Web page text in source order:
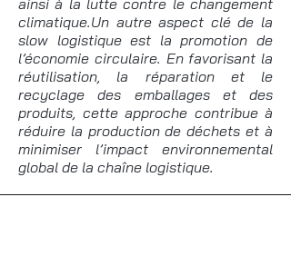
climatique.Un autre aspect clé de la
slow logistique est la promotion de
l’économie circulaire. En favorisant la
réutilisation, la réparation et le
recyclage des emballages et des
produits, cette approche contribue à
réduire la production de déchets et à
minimiser l’impact environnemental
global de la chaîne logistique.